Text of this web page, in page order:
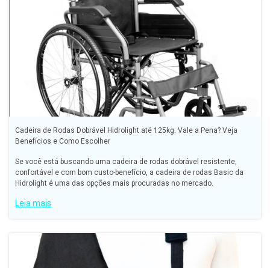
Cadeira de Rodas Dobrável Hidrolight até 125kg: Vale a Pena? Veja
Benefícios e Como Escolher
Se você está buscando uma cadeira de rodas dobrável resistente,
confortável e com bom custo-benefício, a cadeira de rodas Basic da
Hidrolight é uma das opções mais procuradas no mercado.
Leia mais